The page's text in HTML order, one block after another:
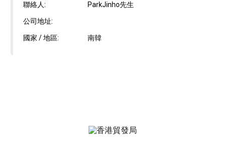
聯絡人: ParkJinho先生
公司地址:
國家 / 地區: 南韓